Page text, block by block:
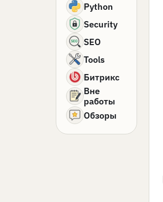
Python
Security
SEO
Tools
Битрикс
Вне
работы
Обзоры